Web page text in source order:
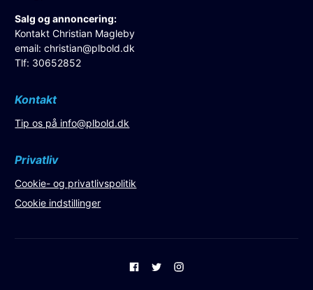
Salg og annoncering:
Kontakt Christian Magleby
email:christian@plbold.dk
Tlf: 30652852
Kontakt
Tip os på info@plbold.dk
Privatliv
Cookie- og privatlivspolitik
Cookie indstillinger